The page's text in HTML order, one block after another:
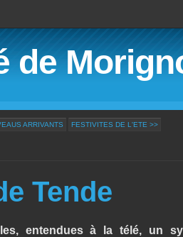
de
ARRIVANTS FESTIVITES DE L'ETE >>
Tende
entendues à la télé, un